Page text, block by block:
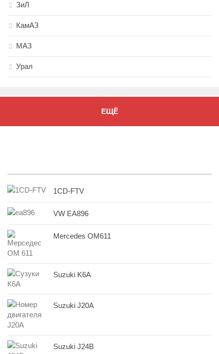
ЗиЛ
КамАЗ
МАЗ
Урал
ЕЩЁ
1CD-FTV
VW EA896
Mercedes OM611
Suzuki K6A
Suzuki J20A
Suzuki J24B